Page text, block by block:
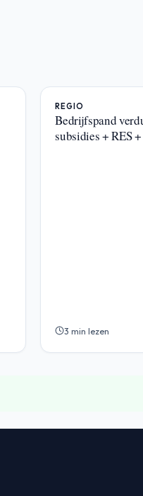
REGIO
Bedrijfspand
subsidies + RES
3 min lezen